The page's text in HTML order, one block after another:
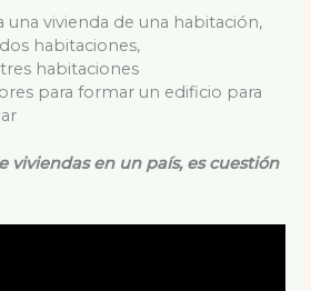
vivienda de una habitación,
habitaciones,
habitaciones
para formar un edificio para
viviendas en un país, es cuestión